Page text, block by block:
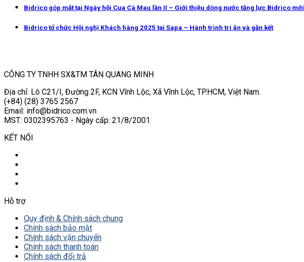
Bidrico góp mặt tại Ngày hội Cua Cà Mau lần II – Giới thiệu dòng nước tăng lực Bidrico mới
Bidrico tổ chức Hội nghị Khách hàng 2025 tại Sapa – Hành trình tri ân và gắn kết
CÔNG TY TNHH SX&TM TÂN QUANG MINH
Địa chỉ: Lô C21/I, Đường 2F, KCN Vĩnh Lộc, Xã Vĩnh Lộc, TP.HCM, Việt Nam.
(+84) (28) 3765 2567
Email: info@bidrico.com.vn
MST: 0302395763 - Ngày cấp: 21/8/2001
KẾT NỐI
Hỗ trợ
Quy định & Chính sách chung
Chính sách bảo mật
Chính sách vận chuyển
Chính sách thanh toán
Chính sách đổi trả